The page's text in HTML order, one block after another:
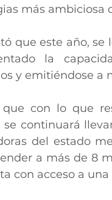
más ambiciosa
que este año,
la
y emitiéndose a
que con lo que
se continuará
del estado
a más de 8
con acceso a